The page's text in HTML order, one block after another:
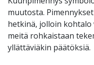
muutosta.
hetkinä, jolloin kohtalo
meitä rohkaistaan
yllättäviäkin päätöksiä.